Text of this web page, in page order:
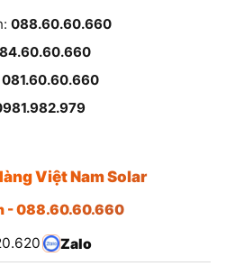
088.60.60.660
081.60.60.660
Việt Nam Solar
- 088.60.60.660
Zalo